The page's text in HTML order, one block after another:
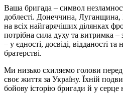
Ваша бригада – символ
доблесті. Донеччина,
на всіх найгарячіших ділянках
потрібна сила духу та витримка –
– у єдності, досвіді, відданості
братерстві.
Ми низько схиляємо голови
своє життя за Україну. Їхній
бойову історію бригади й у серце